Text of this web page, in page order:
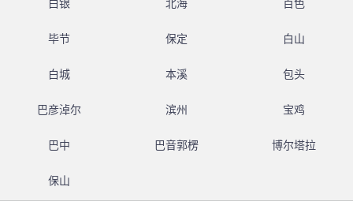
白银 北海 百色
毕节 保定 白山
白城 本溪 包头
巴彦淖尔 滨州 宝鸡
巴中 巴音郭楞 博尔塔拉
保山